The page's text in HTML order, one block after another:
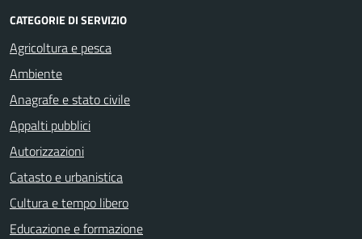
CATEGORIE DI SERVIZIO
Agricoltura e pesca
Ambiente
Anagrafe e stato civile
Appalti pubblici
Autorizzazioni
Catasto e urbanistica
Cultura e tempo libero
Educazione e formazione